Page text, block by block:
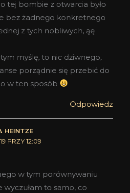
tej bombie z otwarcia było
bez żadnego konkretnego
z tych nobliwych, ąę
myślę, to nic dziwnego,
porządnie się przebić do
w ten sposób
Odpowiedz
HEINTZE
PRZY 12:09
w tym porównywaniu
wyczułam to samo, co